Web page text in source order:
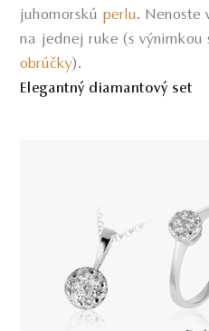
juhomorskú perlu. Nenoste
na jednej ruke (s
obrúčky).
Elegantný diamantový set